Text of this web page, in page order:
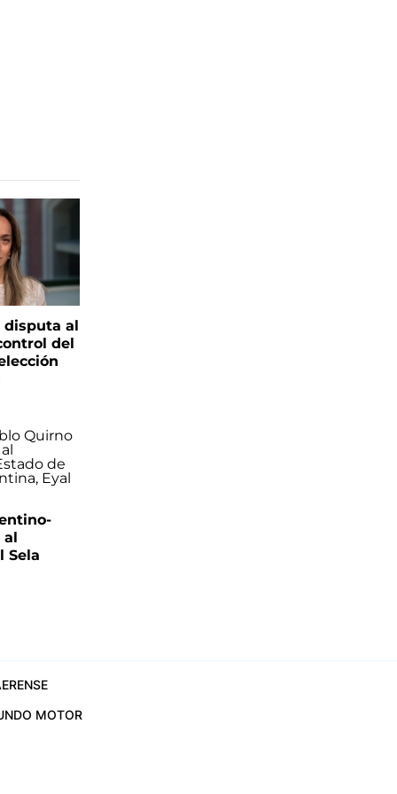
disputa al
del
al
Sela
MOTOR